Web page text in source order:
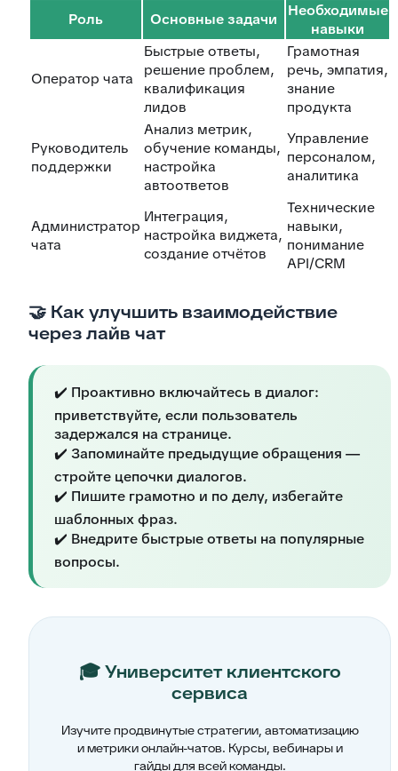
Роль Основные задачи
Необходимые
навыки
Оператор чата
Быстрые ответы,
решение проблем,
квалификация
лидов
Грамотная
речь, эмпатия,
знание
продукта
Руководитель
поддержки
Анализ метрик,
обучение команды,
настройка
автоответов
Управление
персоналом,
аналитика
Администратор
чата
Интеграция,
настройка виджета,
создание отчётов
Технические
навыки,
понимание
API/CRM
🤝 Как улучшить взаимодействие
через лайв чат
✔️ Проактивно включайтесь в диалог:
приветствуйте, если пользователь
задержался на странице.
✔️ Запоминайте предыдущие обращения —
стройте цепочки диалогов.
✔️ Пишите грамотно и по делу, избегайте
шаблонных фраз.
✔️ Внедрите быстрые ответы на популярные
вопросы.
🎓 Университет клиентского
сервиса
Изучите продвинутые стратегии, автоматизацию
и метрики онлайн-чатов. Курсы, вебинары и
гайды для всей команды.